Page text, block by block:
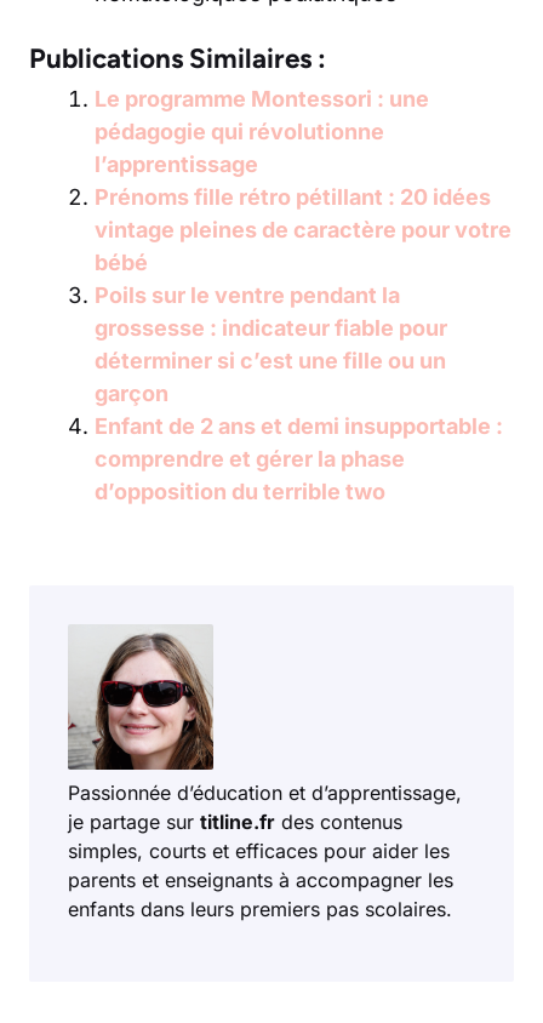
Publications Similaires :
Le programme Montessori : une
pédagogie qui révolutionne
l’apprentissage
Prénoms fille rétro pétillant : 20 idées
vintage pleines de caractère pour votre
bébé
Poils sur le ventre pendant la
grossesse : indicateur fiable pour
déterminer si c’est une fille ou un
garçon
Enfant de 2 ans et demi insupportable :
comprendre et gérer la phase
d’opposition du terrible two
Passionnée d’éducation et d’apprentissage,
je partage sur titline.fr des contenus
simples, courts et efficaces pour aider les
parents et enseignants à accompagner les
enfants dans leurs premiers pas scolaires.